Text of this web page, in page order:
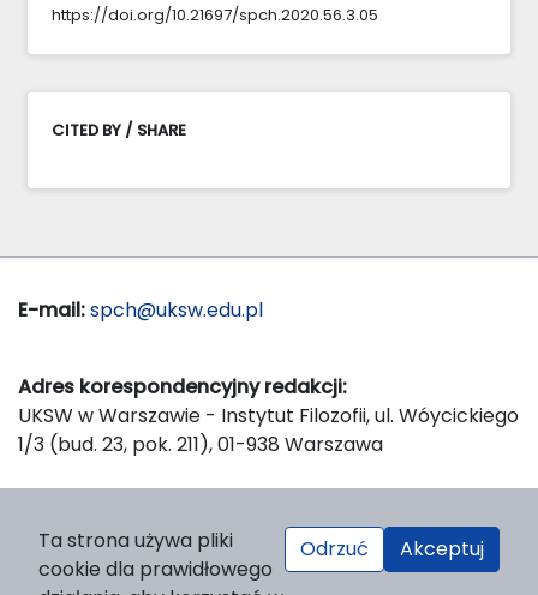
https://doi.org/10.21697/spch.2020.56.3.05
CITED BY / SHARE
E-mail:spch@uksw.edu.pl
Adres korespondencyjny redakcji:
UKSW w Warszawie - Instytut Filozofii, ul. Wóycickiego
1/3 (bud. 23, pok. 211), 01-938 Warszawa
Wydawnictwo Naukowe UKSW, ul. Dewajtis 5, domek
nr 2, 01-815 Warszawa
Ta strona używa pliki
cookie dla prawidłowego
Odrzuć Akceptuj